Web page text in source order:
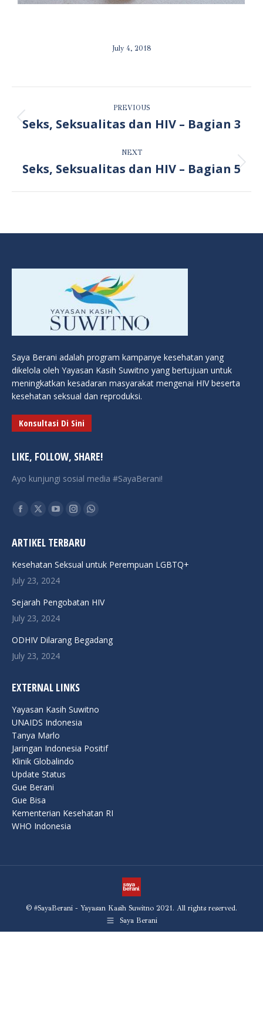
July 4, 2018
NAVIGATION PREVIOUS
Previous
Seks, Seksualitas dan HIV – Bagian 3
NEXT
Next
Seks, Seksualitas dan HIV – Bagian 5
Saya Berani adalah program kampanye kesehatan yang
dikelola oleh Yayasan Kasih Suwitno yang bertujuan untuk
meningkatkan kesadaran masyarakat mengenai HIV beserta
kesehatan seksual dan reproduksi.
Konsultasi Di Sini
LIKE, FOLLOW, SHARE!
Ayo kunjungi sosial media #SayaBerani!
Find us on:
Facebook
opens
in
new
X
opens
in
new
YouTube
opens
in
new
Instagram
opens
in
Whatsapp
in
ARTIKEL TERBARU
Kesehatan Seksual untuk Perempuan LGBTQ+
July 23, 2024
Sejarah Pengobatan HIV
July 23, 2024
ODHIV Dilarang Begadang
July 23, 2024
EXTERNAL LINKS
Yayasan Kasih Suwitno
UNAIDS Indonesia
Tanya Marlo
Jaringan Indonesia Positif
Klinik Globalindo
Update Status
Gue Berani
Gue Bisa
Kementerian Kesehatan RI
WHO Indonesia
© #SayaBerani - Yayasan Kasih Suwitno 2021. All rights reserved.
Saya Berani